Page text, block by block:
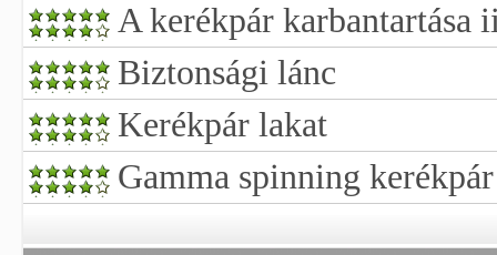
A kerékpár karbantartása
Biztonsági lánc
Kerékpár lakat
Gamma spinning